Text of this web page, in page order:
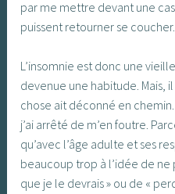
par me mettre devant une
puissent retourner se coucher.
L’insomnie est donc une
devenue une habitude. Mais,
chose ait déconné en
j’ai arrêté de m’en foutre.
qu’avec l’âge adulte et ses
beaucoup trop à l’idée de ne
que je le devrais » ou de «